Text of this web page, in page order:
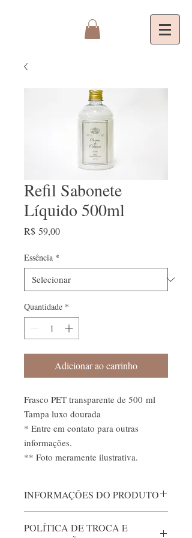
Refil Sabonete
Líquido 500ml
R$ 59,00Preço
Essência *
Quantidade *
Adicionar ao carrinho
Frasco PET transparente de 500 ml
Tampa luxo dourada
* Entre em contato para outras
informações.
** Foto meramente ilustrativa.
INFORMAÇÕES DO PRODUTO
Largura: 7.5 cm
POLÍTICA DE TROCA E